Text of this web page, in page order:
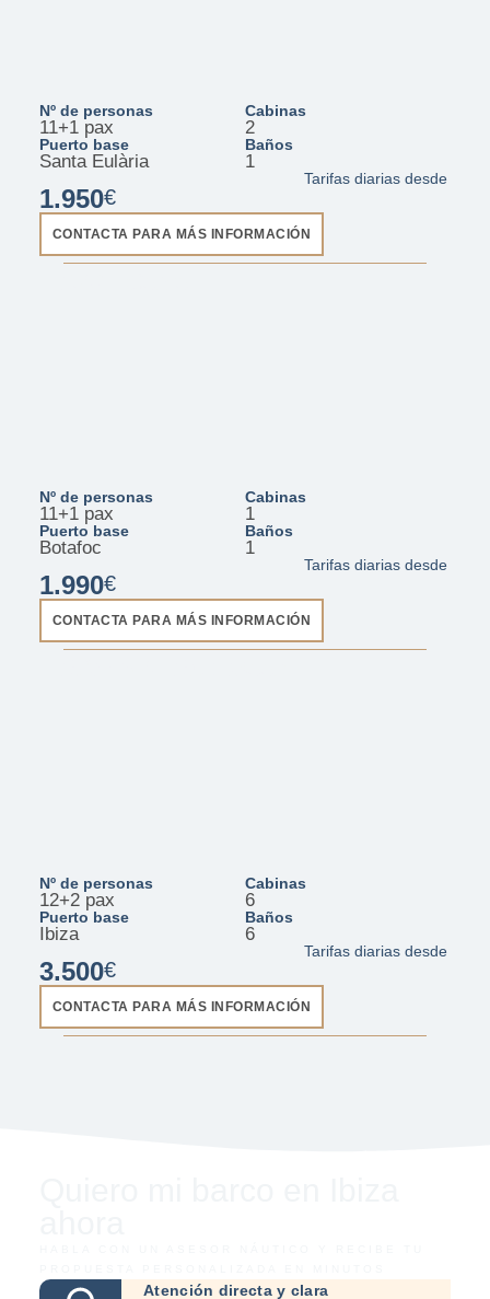
Nº de personas
11+1 pax
Cabinas
2
Puerto base
Santa Eulària
Baños
1
Tarifas diarias desde
1.950€
CONTACTA PARA MÁS INFORMACIÓN
Nº de personas
11+1 pax
Cabinas
1
Puerto base
Botafoc
Baños
1
Tarifas diarias desde
1.990€
CONTACTA PARA MÁS INFORMACIÓN
Nº de personas
12+2 pax
Cabinas
6
Puerto base
Ibiza
Baños
6
Tarifas diarias desde
3.500€
CONTACTA PARA MÁS INFORMACIÓN
Atención directa y clara